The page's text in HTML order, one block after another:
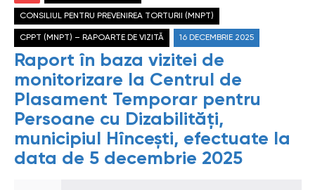
CONSILIUL PENTRU PREVENIREA TORTURII (MNPT)
CPPT (MNPT) – RAPOARTE DE VIZITĂ 16 DECEMBRIE 2025
Raport în baza vizitei de
monitorizare la Centrul de
Plasament Temporar pentru
Persoane cu Dizabilități,
municipiul Hîncești, efectuate la
data de 5 decembrie 2025